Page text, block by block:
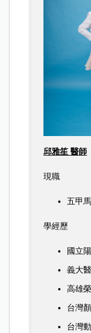
邱雅笙 醫師
現職
五甲
學經歷
國立
義大
高雄
台灣
台灣